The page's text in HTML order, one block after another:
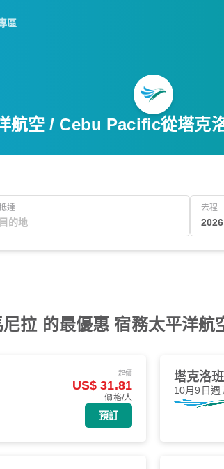
區
航空 / Cebu Pacific從塔克
達 去程
拉 的最優惠 宿務太平洋
起價
US$ 31.81
價格/人
預訂
塔克洛
10月9日週